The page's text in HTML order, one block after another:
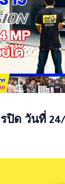
ปิด วันที่ 24/